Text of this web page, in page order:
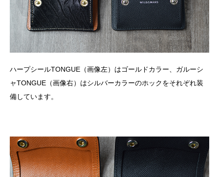
ハープシールTONGUE（画像左）はゴールドカラー、ガルーシ
ャTONGUE（画像右）はシルバーカラーのホックをそれぞれ装
備しています。